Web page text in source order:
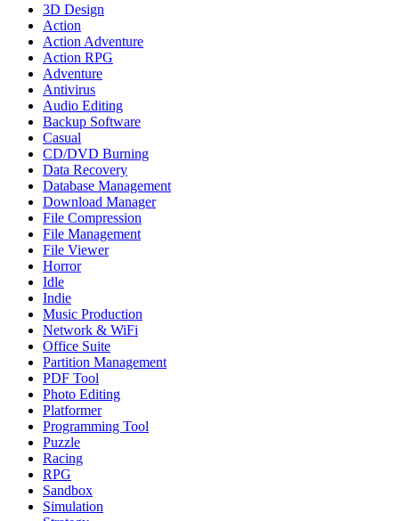
3D Design
Action
Action Adventure
Action RPG
Adventure
Antivirus
Audio Editing
Backup Software
Casual
CD/DVD Burning
Data Recovery
Database Management
Download Manager
File Compression
File Management
File Viewer
Horror
Idle
Indie
Music Production
Network & WiFi
Office Suite
Partition Management
PDF Tool
Photo Editing
Platformer
Programming Tool
Puzzle
Racing
RPG
Sandbox
Simulation